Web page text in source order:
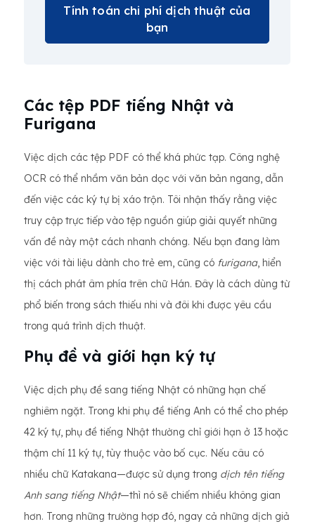
Tính toán chi phí dịch thuật của
bạn
Các tệp PDF tiếng Nhật và
Furigana
Việc dịch các tệp PDF có thể khá phức tạp. Công nghệ
OCR có thể nhầm văn bản dọc với văn bản ngang, dẫn
đến việc các ký tự bị xáo trộn. Tôi nhận thấy rằng việc
truy cập trực tiếp vào tệp nguồn giúp giải quyết những
vấn đề này một cách nhanh chóng. Nếu bạn đang làm
việc với tài liệu dành cho trẻ em, cũng có furigana, hiển
thị cách phát âm phía trên chữ Hán. Đây là cách dùng từ
phổ biến trong sách thiếu nhi và đôi khi được yêu cầu
trong quá trình dịch thuật.
Phụ đề và giới hạn ký tự
Việc dịch phụ đề sang tiếng Nhật có những hạn chế
nghiêm ngặt. Trong khi phụ đề tiếng Anh có thể cho phép
42 ký tự, phụ đề tiếng Nhật thường chỉ giới hạn ở 13 hoặc
thậm chí 11 ký tự, tùy thuộc vào bố cục. Nếu câu có
nhiều chữ Katakana—được sử dụng trong dịch tên tiếng
Anh sang tiếng Nhật—thì nó sẽ chiếm nhiều không gian
hơn. Trong những trường hợp đó, ngay cả những dịch giả